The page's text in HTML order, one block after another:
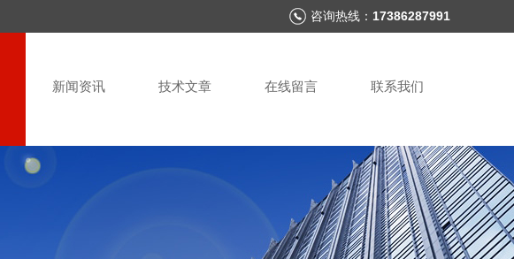
咨询热线： 17386287991
新闻资讯 技术文章 在线留言 联系我们